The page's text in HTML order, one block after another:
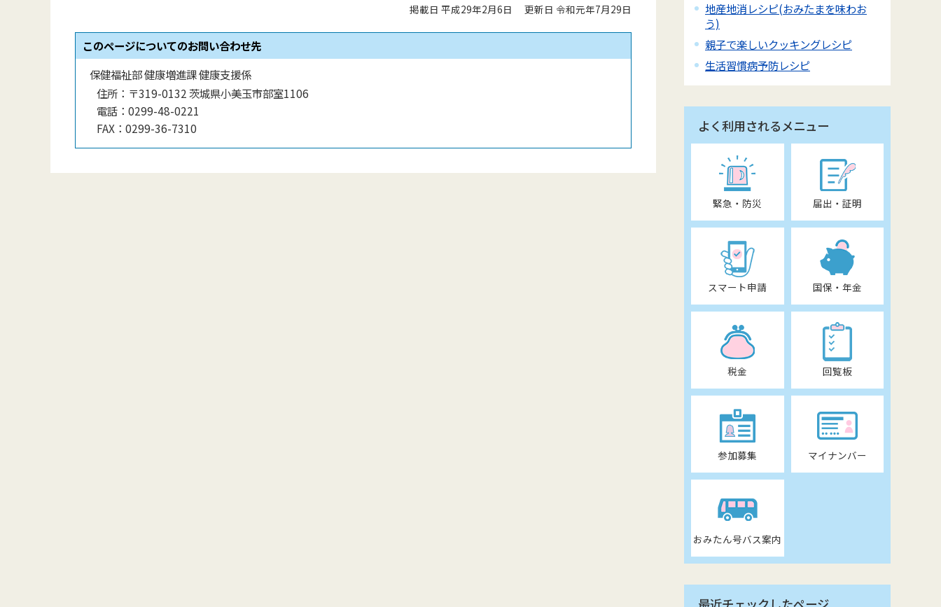
掲載日 平成29年2月6日 更新日 令和元年7月29日
このページについてのお問い合わせ先
保健福祉部 健康増進課 健康支援係
住所： 〒319-0132 茨城県小美玉市部室1106
電話： 0299-48-0221
FAX： 0299-36-7310
地産地消レシピ(おみたまを味わお
う)
親子で楽しいクッキングレシピ
生活習慣病予防レシピ
よく利用されるメニュー
緊急・防災 届出・証明
スマート申請 国保・年金
税金 回覧板
参加募集 マイナンバー
おみたん号バス案内